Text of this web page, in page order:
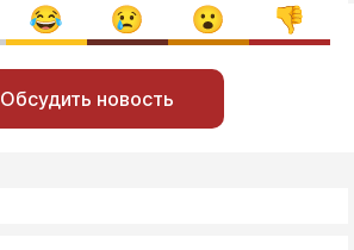
Обсудить новость